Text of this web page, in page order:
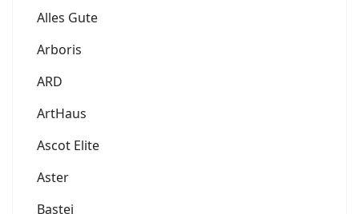
Alles Gute
Arboris
ARD
ArtHaus
Ascot Elite
Aster
Bastei